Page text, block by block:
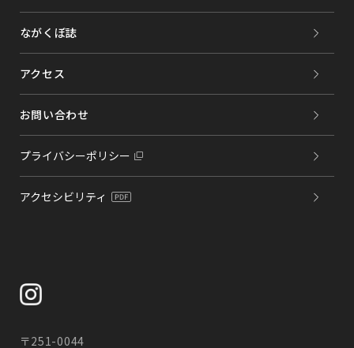
ながくぼ誌
アクセス
お問い合わせ
プライバシーポリシー
アクセシビリティ
〒251-0044